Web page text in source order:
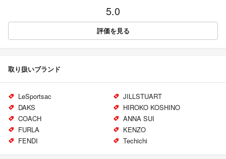
5.0
評価を見る
取り扱いブランド
LeSportsac
JILLSTUART
DAKS
HIROKO KOSHINO
COACH
ANNA SUI
FURLA
KENZO
FENDI
Techichi